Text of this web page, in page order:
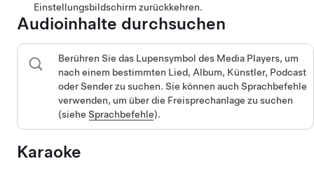
Einstellungsbildschirm zurückkehren.
Audioinhalte durchsuchen
Berühren Sie das Lupensymbol des Media Players, um
nach einem bestimmten Lied, Album, Künstler, Podcast
oder Sender zu suchen. Sie können auch Sprachbefehle
verwenden, um über die Freisprechanlage zu suchen
(sieheSprachbefehle).
Karaoke